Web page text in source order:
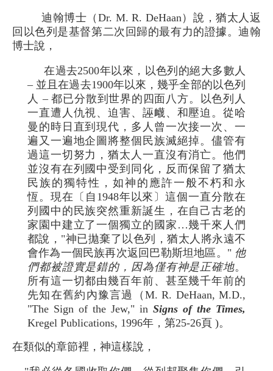
迪翰博士（Dr. M. R. DeHaan）說，猶太人返
回以色列是基督第二次回歸的最有力的證據。迪翰
博士說，
在過去2500年以來，以色列的絕大多數人
– 並且在過去1900年以來，幾乎全部的以色列
人 – 都已分散到世界的四面八方。以色列人
一直遭人仇視、迫害、誣衊、和壓迫。從哈
曼的時日直到現代，多人曾一次接一次、一
遍又一遍地企圖將整個民族滅絕掉。儘管有
過這一切努力，猶太人一直沒有消亡。他們
並沒有在列國中受到同化，反而保留了猶太
民族的獨特性，如神的應許一般不朽和永
恆。現在〔自1948年以來〕這個一直分散在
列國中的民族突然重新誕生，在自己古老的
家園中建立了一個獨立的國家…幾千來人們
都說，"神已拋棄了以色列，猶太人將永遠不
會作為一個民族再次返回巴勒斯坦地區。" 他
們都被證實是錯的，因為僅有神是正確地。
所有這一切都由幾百年前、甚至幾千年前的
先知在舊約內豫言過（M. R. DeHaan, M.D.,
"The Sign of the Jew," in Signs of the Times,
Kregel Publications, 1996年，第25-26頁 )。
在類似的章節裡，神這樣說，